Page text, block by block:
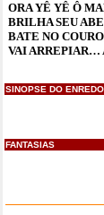
ORA YÊ YÊ Ô
BRILHA SEU
BATE NO
VAI ARREPIAR…
SINOPSE DO ENREDO
FANTASIAS